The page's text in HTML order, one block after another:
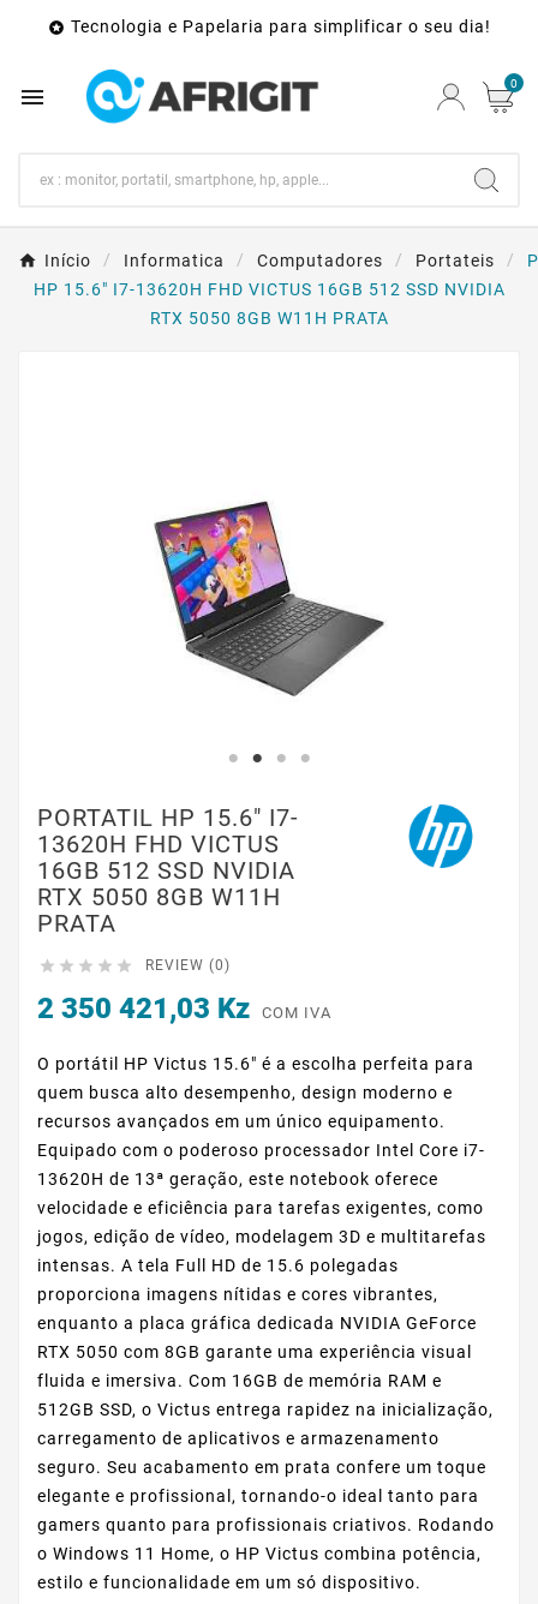
 Tecnologia e Papelaria para simplificar o seu dia!
 0
Início Informatica Computadores Portateis
HP 15.6" I7-13620H FHD VICTUS 16GB 512 SSD NVIDIA
RTX 5050 8GB W11H PRATA
PORTATIL HP 15.6" I7-
13620H FHD VICTUS
16GB 512 SSD NVIDIA
RTX 5050 8GB W11H
PRATA
     REVIEW (0)
2 350 421,03 Kz COM IVA
O portátil HP Victus 15.6" é a escolha perfeita para
quem busca alto desempenho, design moderno e
recursos avançados em um único equipamento.
Equipado com o poderoso processador Intel Core i7-
13620H de 13ª geração, este notebook oferece
velocidade e eficiência para tarefas exigentes, como
jogos, edição de vídeo, modelagem 3D e multitarefas
intensas. A tela Full HD de 15.6 polegadas
proporciona imagens nítidas e cores vibrantes,
enquanto a placa gráfica dedicada NVIDIA GeForce
RTX 5050 com 8GB garante uma experiência visual
fluida e imersiva. Com 16GB de memória RAM e
512GB SSD, o Victus entrega rapidez na inicialização,
carregamento de aplicativos e armazenamento
seguro. Seu acabamento em prata confere um toque
elegante e profissional, tornando-o ideal tanto para
gamers quanto para profissionais criativos. Rodando
o Windows 11 Home, o HP Victus combina potência,
estilo e funcionalidade em um só dispositivo.